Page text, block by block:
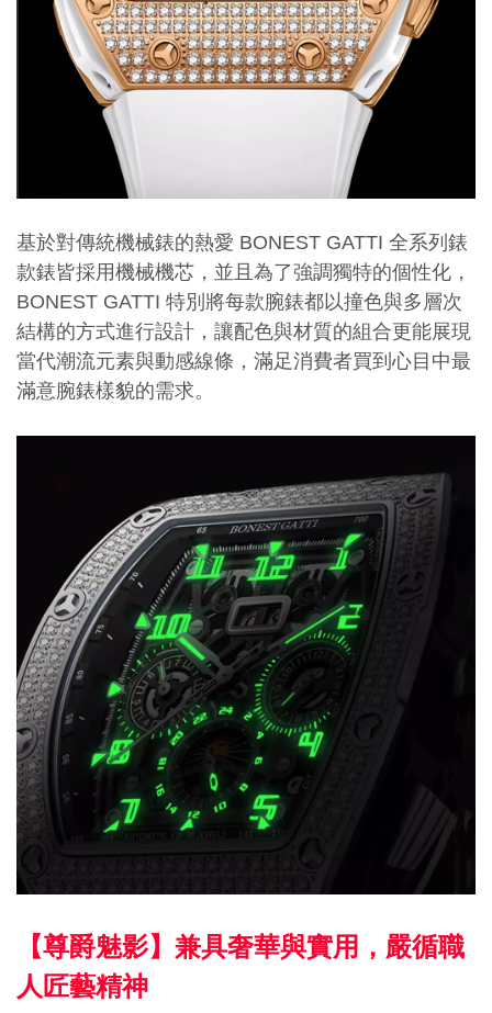
基於對傳統機械錶的熱愛 BONEST GATTI 全系列錶
款錶皆採用機械機芯，並且為了強調獨特的個性化，
BONEST GATTI 特別將每款腕錶都以撞色與多層次
結構的方式進行設計，讓配色與材質的組合更能展現
當代潮流元素與動感線條，滿足消費者買到心目中最
滿意腕錶樣貌的需求。
【尊爵魅影】兼具奢華與實用，嚴循職
人匠藝精神